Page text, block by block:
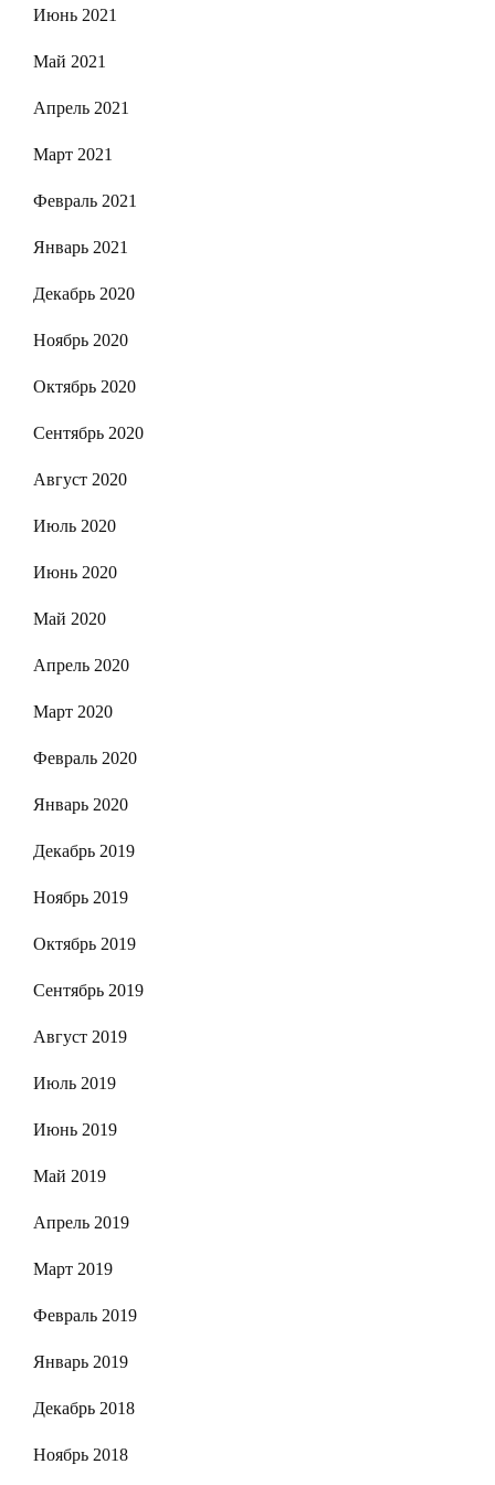
Июнь 2021
Май 2021
Апрель 2021
Март 2021
Февраль 2021
Январь 2021
Декабрь 2020
Ноябрь 2020
Октябрь 2020
Сентябрь 2020
Август 2020
Июль 2020
Июнь 2020
Май 2020
Апрель 2020
Март 2020
Февраль 2020
Январь 2020
Декабрь 2019
Ноябрь 2019
Октябрь 2019
Сентябрь 2019
Август 2019
Июль 2019
Июнь 2019
Май 2019
Апрель 2019
Март 2019
Февраль 2019
Январь 2019
Декабрь 2018
Ноябрь 2018